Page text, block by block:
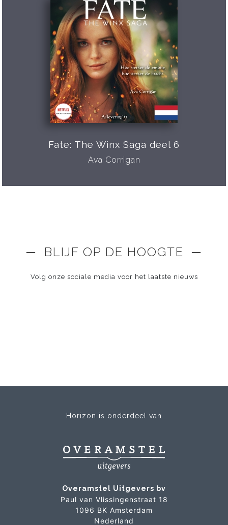
Fate: The Winx Saga deel 6
Ava Corrigan
─ BLIJF OP DE HOOGTE ─
Volg onze sociale media voor het laatste nieuws
Horizon is onderdeel van
Overamstel Uitgevers bv
Paul van Vlissingenstraat 18
1096 BK Amsterdam
Nederland